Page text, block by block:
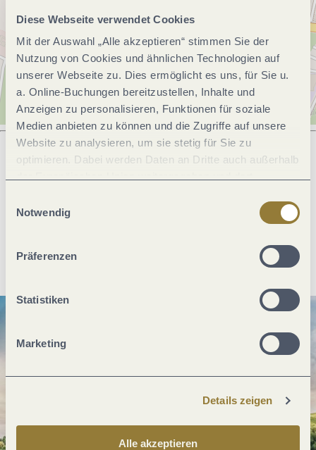
Diese Webseite verwendet Cookies
Mit der Auswahl „Alle akzeptieren“ stimmen Sie der
Nutzung von Cookies und ähnlichen Technologien auf
unserer Webseite zu. Dies ermöglicht es uns, für Sie u.
a. Online-Buchungen bereitzustellen, Inhalte und
Anzeigen zu personalisieren, Funktionen für soziale
Medien anbieten zu können und die Zugriffe auf unsere
Website zu analysieren, um sie stetig für Sie zu
optimieren. Dabei werden Daten an Dritte auch außerhalb
jederzeit widerrufen werden. Mit der Auswahl "Alle
ablehnen" kann es zu Beeinträchtigungen in der Nutzung
Notwendig
Präferenzen
Statistiken
Marketing
Details zeigen
Alle akzeptieren
Was möchtest du als nächstes tun?
Anreise planen PDF erzeugen